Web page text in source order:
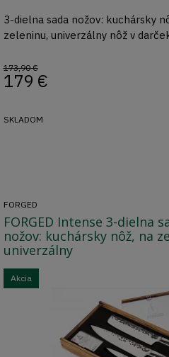
3-dielna sada nožov: kuchársky
zeleninu, univerzálny nôž v
173,90 €
179 €
SKLADOM
FORGED
FORGED Intense 3-dielna
nožov: kuchársky nôž, na
univerzálny
Akcia